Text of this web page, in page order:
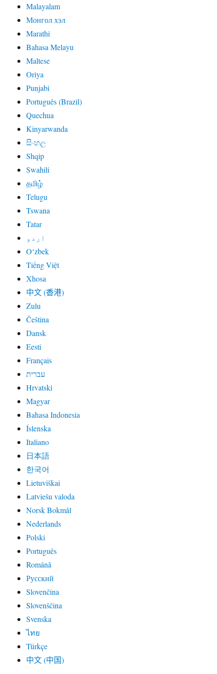
Malayalam
Монгол хэл
Marathi
Bahasa Melayu
Maltese
Oriya
Punjabi
Português (Brazil)
Quechua
Kinyarwanda
සිංහල
Shqip
Swahili
தமிழ்
Telugu
Tswana
Tatar
اردو
Oʻzbek
Tiếng Việt
Xhosa
中文 (香港)
Zulu
Čeština
Dansk
Eesti
Français
עברית
Hrvatski
Magyar
Bahasa Indonesia
Íslenska
Italiano
日本語
한국어
Lietuviškai
Latviešu valoda
Norsk Bokmål
Nederlands
Polski
Português
Română
Русский
Slovenčina
Slovenščina
Svenska
ไทย
Türkçe
中文 (中国)